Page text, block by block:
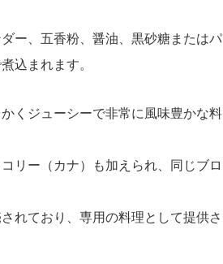
ー、五香粉、醤油、黒砂糖またはパ
込まれます。
くジューシーで非常に風味豊かな料
リー（カナ）も加えられ、同じブロ
れており、専用の料理として提供さ